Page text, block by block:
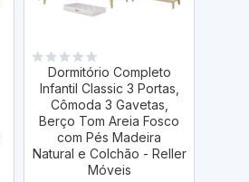
Dormitório Completo
Infantil Classic 3 Portas,
Cômoda 3 Gavetas,
Berço Tom Areia Fosco
com Pés Madeira
Natural e Colchão - Reller
Móveis